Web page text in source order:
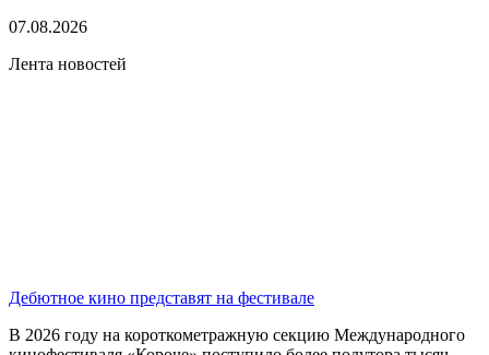
07.08.2026
Лента новостей
Дебютное кино представят на фестивале
В 2026 году на короткометражную секцию Международного